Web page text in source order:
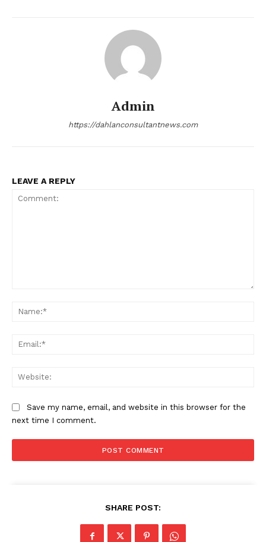
Admin
https://dahlanconsultantnews.com
LEAVE A REPLY
Save my name, email, and website in this browser for the
next time I comment.
SHARE POST: